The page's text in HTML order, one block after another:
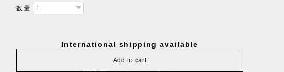
数量
International shipping available
Add to cart